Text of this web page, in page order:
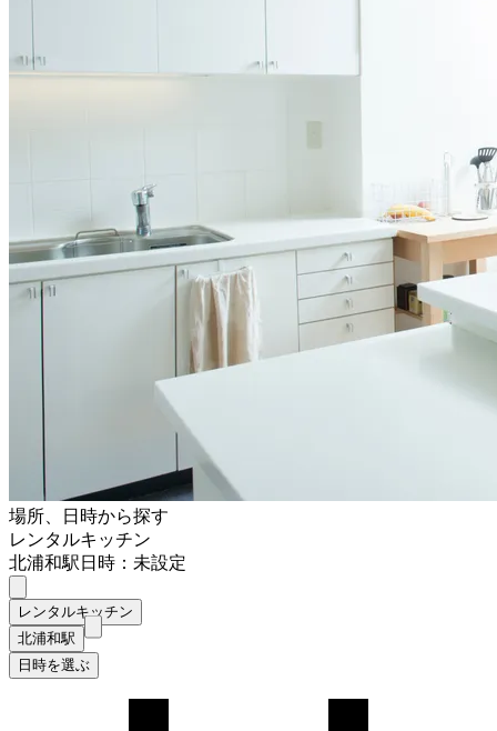
場所、日時から探す
レンタルキッチン
北浦和駅日時：未設定
レンタルキッチン
北浦和駅
日時を選ぶ